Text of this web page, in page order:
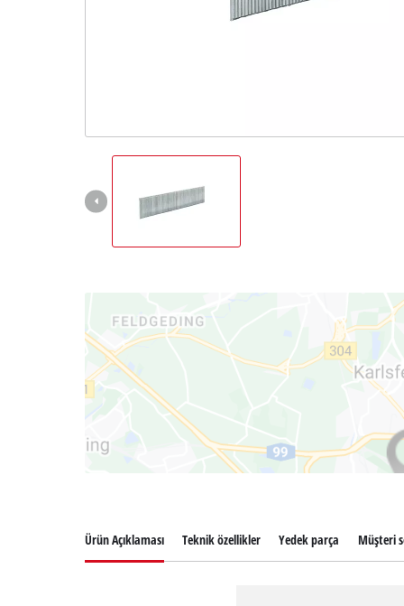
Ürün Açıklaması Teknik özellikler Yedek parça Müşteri